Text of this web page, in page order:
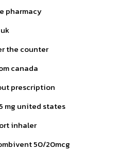
pharmacy
the counter
canada
prescription
mg united states
inhaler
50/20mcg